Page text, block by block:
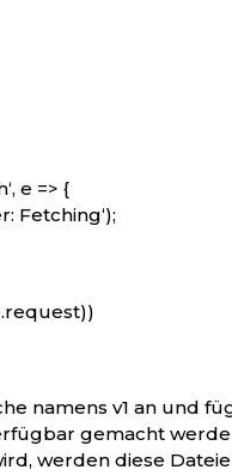
e => {
Fetching‘);
namens v1 an und
gemacht
werden diese